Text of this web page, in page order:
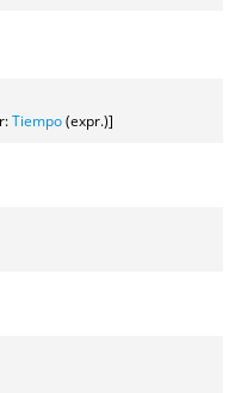
Tiempo(expr.)]